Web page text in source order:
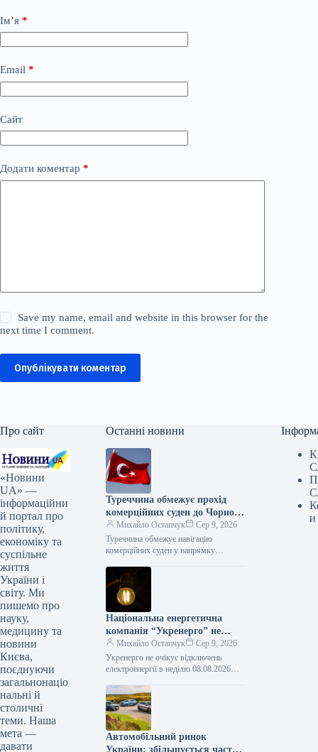
Ім’я *
Email *
Сайт
Додати коментар *
Save my name, email and website in this browser for the
next time I comment.
Опублікувати коментар
Про сайт
«Новини
UA» —
інформаційни
й портал про
політику,
економіку та
суспільне
життя
України і
світу. Ми
пишемо про
науку,
медицину та
новини
Києва,
поєднуючи
загальнонаціо
нальні й
столичні
теми. Наша
мета —
давати
Останні новини
Туреччина обмежує прохід
комерційних суден до Чорного
моряМихайло Остапчук
Сер 9, 2026
Туреччина обмежує навігацію
комерційних суден у напрямку
16:33 Укрінформ Туреччина накладає
обмеження на пересування
комерційних…
Національна енергетична
компанія “Укренерго” не
очікує відключень
електроенергії в неділю.
Михайло Остапчук
Сер 9, 2026
Укренерго не очікує відключень
електроенергії в неділю 08.08.2026
серпня, не передбачається обмеження
використання…
Автомобільний ринок
України: збільшується частка
и